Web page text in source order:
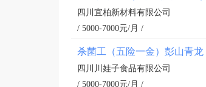
四川宜柏新材料有限公司
/ 5000-7000元/月 /
杀菌工（五险一金）彭山青龙
四川川娃子食品有限公司
/ 5000-7000元/月 /